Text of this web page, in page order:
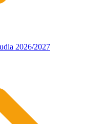
2026/2027